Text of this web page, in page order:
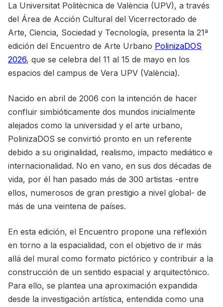
La Universitat Politècnica de València (UPV), a través
del Área de Acción Cultural del Vicerrectorado de
Arte, Ciencia, Sociedad y Tecnología, presenta la 21ª
edición del Encuentro de Arte Urbano PolinizaDOS
2026, que se celebra del 11 al 15 de mayo en los
espacios del campus de Vera UPV (València).
Nacido en abril de 2006 con la intención de hacer
confluir simbióticamente dos mundos inicialmente
alejados como la universidad y el arte urbano,
PolinizaDOS se convirtió pronto en un referente
debido a su originalidad, realismo, impacto mediático e
internacionalidad. No en vano, en sus dos décadas de
vida, por él han pasado más de 300 artistas -entre
ellos, numerosos de gran prestigio a nivel global- de
más de una veintena de países.
En esta edición, el Encuentro propone una reflexión
en torno a la espacialidad, con el objetivo de ir más
allá del mural como formato pictórico y contribuir a la
construcción de un sentido espacial y arquitectónico.
Para ello, se plantea una aproximación expandida
desde la investigación artística, entendida como una